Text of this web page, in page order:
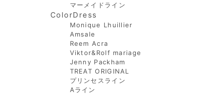
マーメイドライン
ColorDress
Monique Lhuillier
Amsale
Reem Acra
Viktor&Rolf mariage
Jenny Packham
TREAT ORIGINAL
プリンセスライン
Aライン